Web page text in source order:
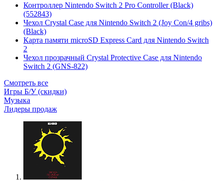
Контроллер Nintendo Switch 2 Pro Controller (Black)
(552843)
Чехол Сrystal Сase для Nintendo Switch 2 (Joy Con/4 gribs)
(Black)
Карта памяти microSD Express Card для Nintendo Switch
2
Чехол прозрачный Crystal Protective Case для Nintendo
Switch 2 (GNS-822)
Смотреть все
Игры Б/У (скидки)
Музыка
Лидеры продаж